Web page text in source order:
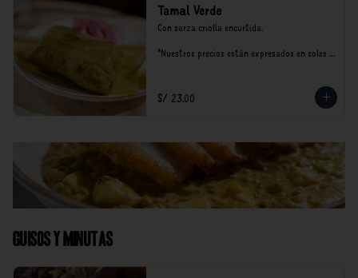
Tamal Verde
Con sarza criolla encurtida.
*Nuestros precios están expresados en soles e
S/ 23.00
Guisos y Minutas